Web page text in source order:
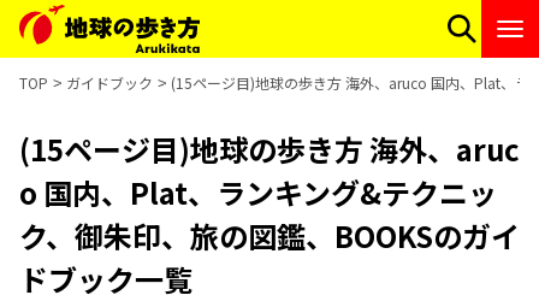
TOP ガイドブック (15ページ目)地球の歩き方 海外、aruco 国内、Plat、ラ
(15ページ目)地球の歩き方 海外、aruc
o 国内、Plat、ランキング&テクニッ
ク、御朱印、旅の図鑑、BOOKSのガイ
ドブック一覧